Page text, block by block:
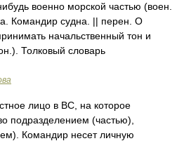
военно морской частью (воен.
Командир судна. || перен. О
начальственный тон и
Толковый словарь
лицо в ВС, на которое
подразделением (частью),
Командир несет личную